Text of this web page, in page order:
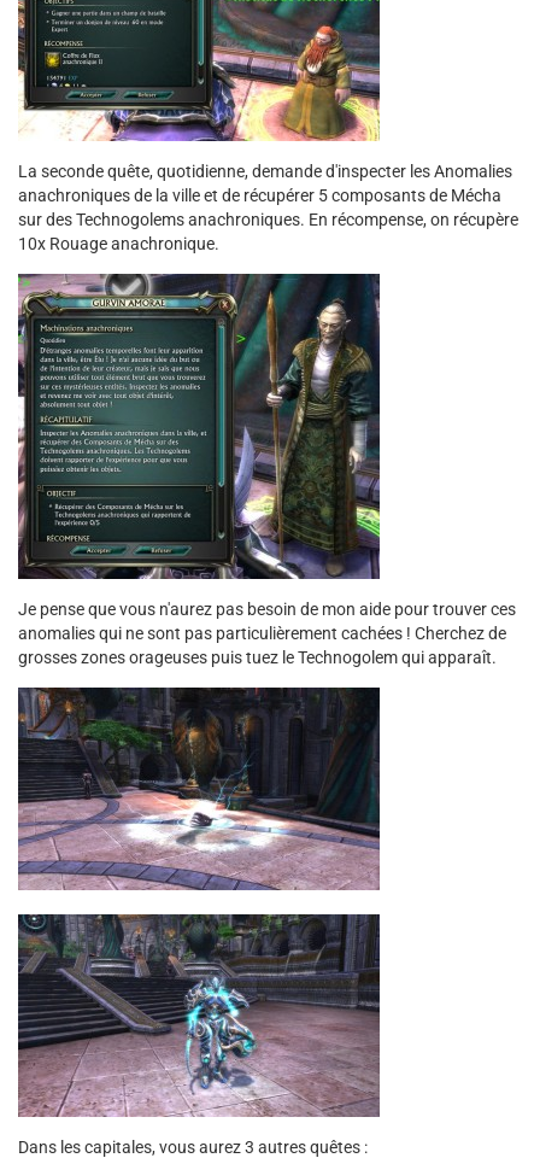
La seconde quête, quotidienne, demande d'inspecter les Anomalies
anachroniques de la ville et de récupérer 5 composants de Mécha
sur des Technogolems anachroniques. En récompense, on récupère
10x Rouage anachronique.
Je pense que vous n'aurez pas besoin de mon aide pour trouver ces
anomalies qui ne sont pas particulièrement cachées ! Cherchez de
grosses zones orageuses puis tuez le Technogolem qui apparaît.
Dans les capitales, vous aurez 3 autres quêtes :